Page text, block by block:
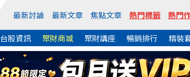
最新討論 最新文章 焦點文章 熱門標籤 熱門
台股資訊 聚財商城 聚財講座 暢銷排行 精裝